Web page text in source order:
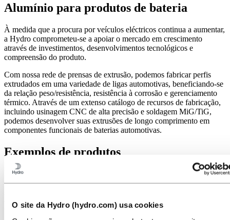
O site da Hydro (hydro.com) usa cookies
Alumínio para produtos de bateria
À medida que a procura por veículos eléctricos continua a aumentar,
a Hydro comprometeu-se a apoiar o mercado em crescimento
através de investimentos, desenvolvimentos tecnológicos e
compreensão do produto.
Com nossa rede de prensas de extrusão, podemos fabricar perfis
extrudados em uma variedade de ligas automotivas, beneficiando-se
da relação peso/resistência, resistência à corrosão e gerenciamento
térmico. Através de um extenso catálogo de recursos de fabricação,
incluindo usinagem CNC de alta precisão e soldagem MiG/TiG,
podemos desenvolver suas extrusões de longo comprimento em
componentes funcionais de baterias automotivas.
Exemplos de produtos
Nosso portfólio de componentes inclui estruturas de gabinetes,
cabos de bateria de alumínio, sistemas de refrigeração, sistemas de
componentes estruturais de carroceria adequados para veículos
totalmente elétricos, bem como veículos com motor híbrido.